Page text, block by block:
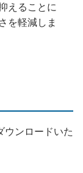
えることに
を軽減しま
ウンロードいた